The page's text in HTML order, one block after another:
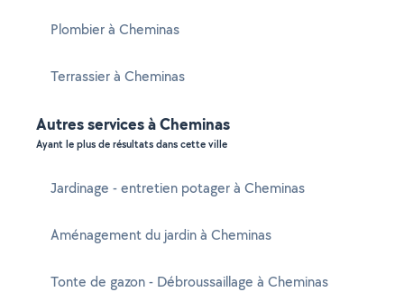
Plombier à Cheminas
Terrassier à Cheminas
Autres services à Cheminas
Ayant le plus de résultats dans cette ville
Jardinage - entretien potager à Cheminas
Aménagement du jardin à Cheminas
Tonte de gazon - Débroussaillage à Cheminas